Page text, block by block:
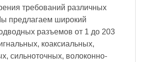
требований различных
предлагаем широкий
разъемов от 1 до 203
коаксиальных,
сильноточных, волоконно-